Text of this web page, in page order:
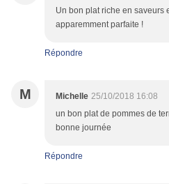
Un bon plat riche en saveurs
apparemment parfaite !
Répondre
M Michelle 25/10/2018 16:08
un bon plat de pommes de
bonne journée
Répondre